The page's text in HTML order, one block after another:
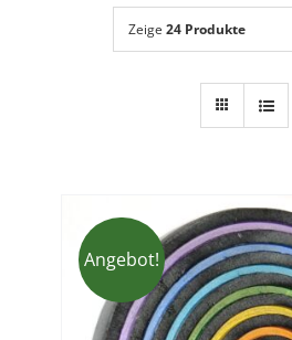
Über mich
Zeige 24 Produkte
Angebot!